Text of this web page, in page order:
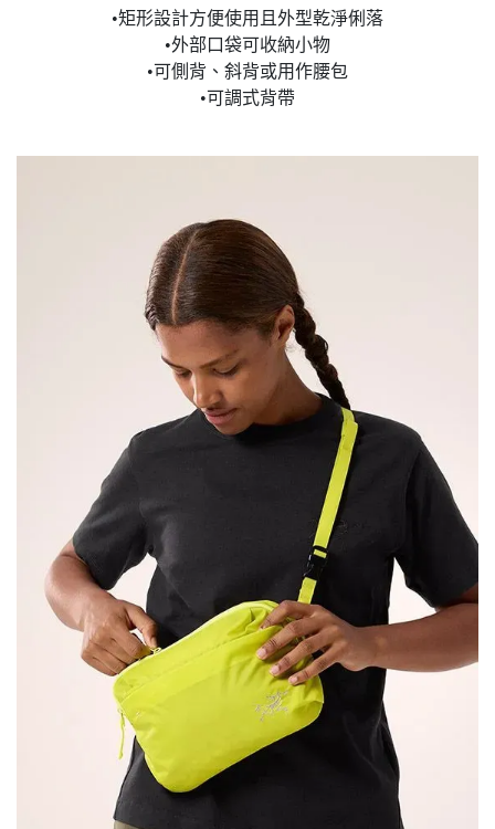
•矩形設計方便使用且外型乾淨俐落
•外部口袋可收納小物
•可側背、斜背或用作腰包
•可調式背帶